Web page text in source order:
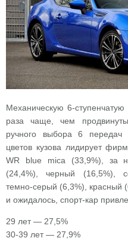
Механическую 6-
раза чаще, чем
ручного выбора 6
цветов кузова лидирует
WR blue mica (33,9%), за
(24,4%), черный (16,5%),
темно-серый (6,3%), красный
и ожидалось, спорт-кар
29 лет — 27,5%
30-39 лет — 27,9%